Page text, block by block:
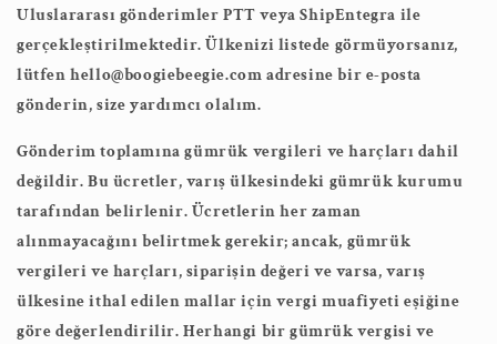
Uluslararası gönderimler PTT veya ShipEntegra ile
gerçekleştirilmektedir. Ülkenizi listede görmüyorsanız,
lütfen hello@boogiebeegie.com adresine bir e-posta
gönderin, size yardımcı olalım.
Gönderim toplamına gümrük vergileri ve harçları dahil
değildir. Bu ücretler, varış ülkesindeki gümrük kurumu
tarafından belirlenir. Ücretlerin her zaman
alınmayacağını belirtmek gerekir; ancak, gümrük
vergileri ve harçları, siparişin değeri ve varsa, varış
ülkesine ithal edilen mallar için vergi muafiyeti eşiğine
göre değerlendirilir. Herhangi bir gümrük vergisi ve